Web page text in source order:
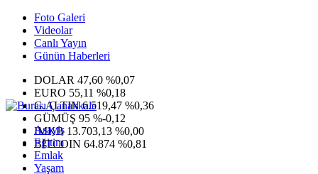
Foto Galeri
Videolar
Canlı Yayın
Günün Haberleri
DOLAR 47,60 %0,07
EURO 55,11 %0,18
G.ALTIN6.519,47 %0,36
GÜMÜŞ 95 %-0,12
IMKB 13.703,13 %0,00
BITCOIN 64.874 %0,81
Asayiş
Eğitim
Emlak
Yaşam